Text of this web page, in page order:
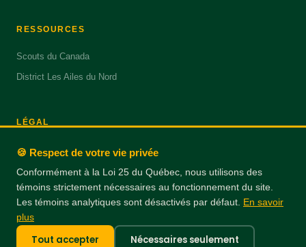
🍪 Respect de votre vie privée
Conformément à la Loi 25 du Québec, nous utilisons des
témoins strictement nécessaires au fonctionnement du site.
Les témoins analytiques sont désactivés par défaut. En savoir
plus
Tout accepter Nécessaires seulement
RESSOURCES
Scouts du Canada
District Les Ailes du Nord
LÉGAL
Politique de confidentialité
Conditions d'utilisation
Responsable : Jean Côté